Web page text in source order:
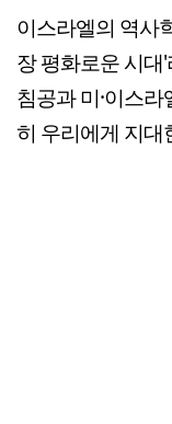
이스라엘의 역사
장 평화로운 시대
침공과 미·이스
히 우리에게 지대